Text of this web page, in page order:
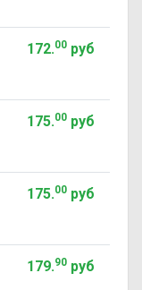
172.00руб
175.00руб
175.00руб
179.90руб